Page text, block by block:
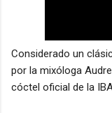
Considerado un
por la mixóloga
cóctel oficial de la